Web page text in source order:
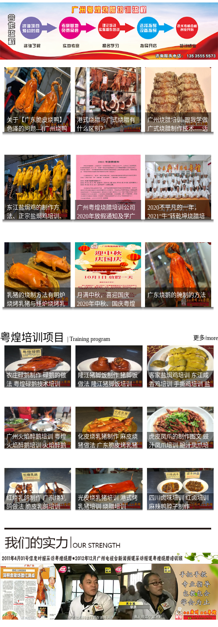
关于【广东脆皮烧鸭】
色泽的问题---[广州烧鸭
港式烧腊与广式烧腊有
什么区别？
广州烧腊培训-跟我学做
广式烧腊制作技术----话
东江盐焗鸡的制作方
法、正宗盐焗鸡培训、
广州粤煌烧腊培训公司
2020年放假通知及学广
2020不平凡的一年，
2021“牛”转乾坤烧腊培
乳猪的烧制方法有明炉
烧烤乳猪与挂炉烧烤乳
月满中秋，喜迎国庆
2020年中秋、国庆粤煌
广东烧鹅的腌制的方法
粤煌培训项目 Training program 更多/more
农庄碌鹅制作 碌鹅的做
法 粤煌碌鹅技术培训
隆江猪脚饭制作 猪脚饭
做法 隆江猪脚饭培训
客家盐焗鸡培训 东江咸
香鸡培训 手撕鸡培训 盐
广州火焰醉鹅培训 粤煌
火焰醉鹅培训 火焰醉鹅
化皮烧乳猪制作 麻皮烧
猪做法 广东脆皮烤乳猪
虎皮凤爪的制作图文 豉
汁凤爪培训 鲍汁凤爪培
红烧乳鸽制作 广东烧乳
鸽做法 脆皮乳鸽培训
光皮烧乳猪培训 港式烤
乳猪培训 烧腊培训
四川卤味培训 红卤培训
麻辣鸭脖子制作